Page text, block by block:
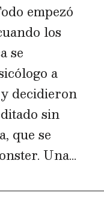
empezó
los
se
a
decidieron
sin
que se
Una...